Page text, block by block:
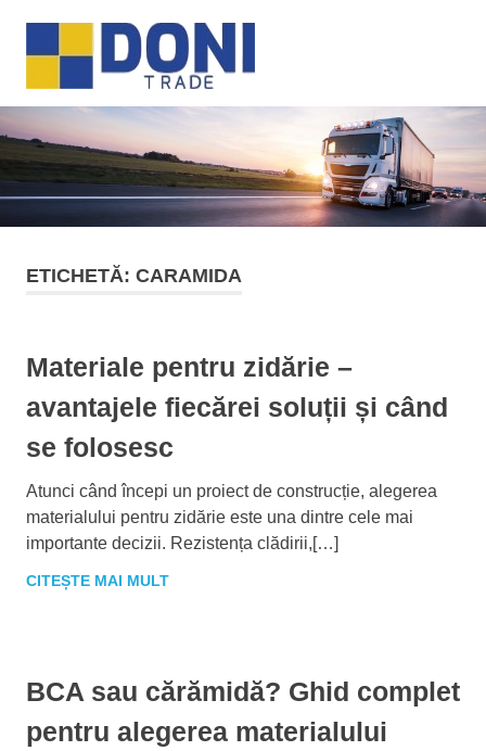
conținut
ETICHETĂ: CARAMIDA
Materiale pentru zidărie –
avantajele fiecărei soluții și când
se folosesc
Atunci când începi un proiect de construcție, alegerea
materialului pentru zidărie este una dintre cele mai
importante decizii. Rezistența clădirii,[…]
CITEȘTE MAI MULT
BCA sau cărămidă? Ghid complet
pentru alegerea materialului